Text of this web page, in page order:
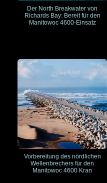
Der North Breakwater von
Richards Bay: Bereit für den
Manitowoc 4600-Einsatz
Vorbereitung des nördlichen
Wellenbrechers für den
Manitowoc 4600 Kran